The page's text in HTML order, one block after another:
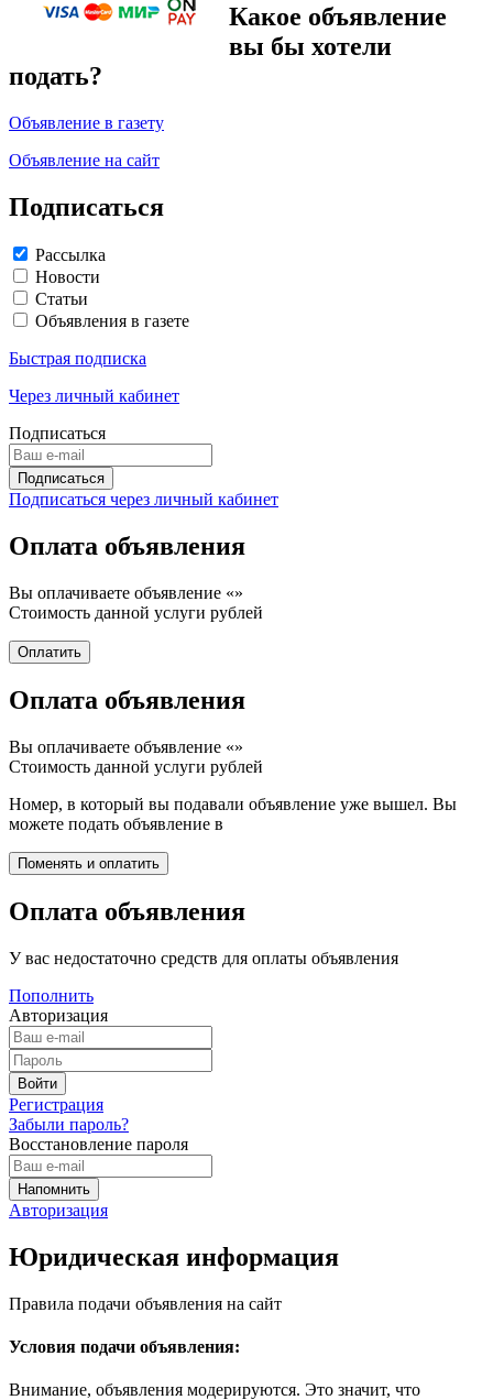
Какое объявление
вы бы хотели
подать?
Объявление в газету
Объявление на сайт
Подписаться
Рассылка
Новости
Статьи
Объявления в газете
Быстрая подписка
Через личный кабинет
Подписаться
Подписаться через личный кабинет
Оплата объявления
Вы оплачиваете объявление «»
Стоимость данной услуги рублей
Оплата объявления
Вы оплачиваете объявление «»
Стоимость данной услуги рублей
Номер, в который вы подавали объявление уже вышел. Вы
можете подать объявление в
Оплата объявления
У вас недостаточно средств для оплаты объявления
Пополнить
Авторизация
Регистрация
Забыли пароль?
Восстановление пароля
Авторизация
Юридическая информация
Правила подачи объявления на сайт
Условия подачи объявления:
Внимание, объявления модерируются. Это значит, что